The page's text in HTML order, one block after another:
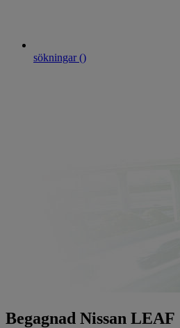
sökningar ()
Begagnad Nissan LEAF